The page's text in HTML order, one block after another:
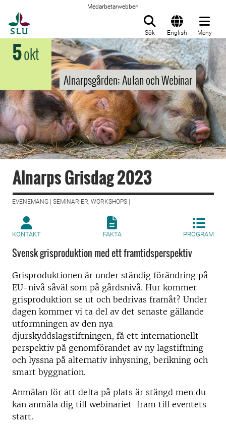
Medarbetarwebben
Sök English Meny
5okt
Alnarpsgården; Aulan och Webinar
Alnarps Grisdag 2023
EVENEMANG | SEMINARIER, WORKSHOPS |
KONTAKT FAKTA PROGRAM
Svensk grisproduktion med ett framtidsperspektiv
Grisproduktionen är under ständig förändring på
EU-nivå såväl som på gårdsnivå. Hur kommer
grisproduktion se ut och bedrivas framåt? Under
dagen kommer vi ta del av det senaste gällande
utformningen av den nya
djurskyddslagstiftningen, få ett internationellt
perspektiv på genomförandet av ny lagstiftning
och lyssna på alternativ inhysning, berikning och
smart byggnation.
Anmälan för att delta på plats är stängd men du
kan anmäla dig till webinariet fram till eventets
start.